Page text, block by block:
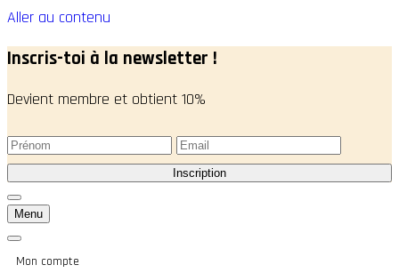
Aller au contenu
Inscris-toi à la newsletter !
Devient membre et obtient 10%
Menu
Mon compte